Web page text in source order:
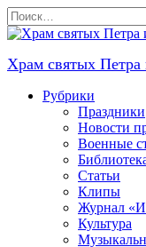
Перейти
к
содержанию
Search
for:
Храм святых
Рубрики
Праздники
Новости
Военные
Статьи
Клипы
Журнал
Культура